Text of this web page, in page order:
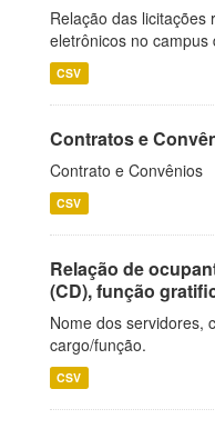
Relação das
eletrônicos no campus
CSV
Contratos e
Contrato e Convênios
CSV
Relação de
(CD), função
Nome dos servidores,
cargo/função.
CSV